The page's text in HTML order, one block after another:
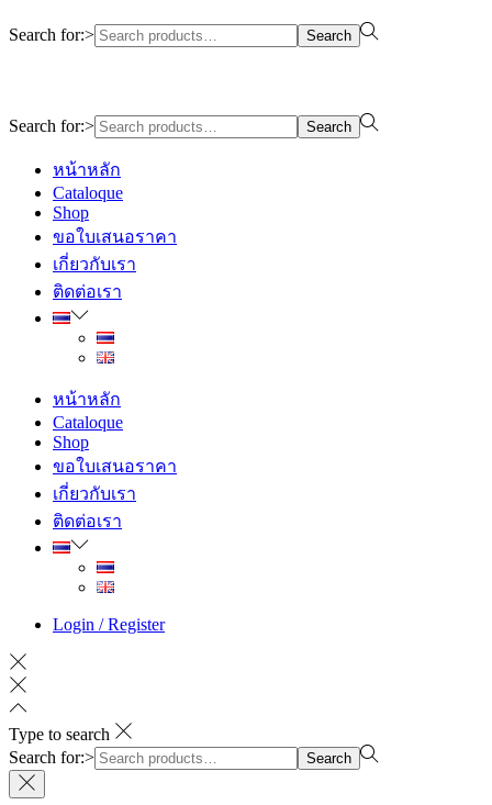
Search for:> Search
Search for:> Search
หน้าหลัก
Cataloque
Shop
ขอใบเสนอราคา
เกี่ยวกับเรา
ติดต่อเรา
หน้าหลัก
Cataloque
Shop
ขอใบเสนอราคา
เกี่ยวกับเรา
ติดต่อเรา
Login / Register
Type to search
Search for:>
Search